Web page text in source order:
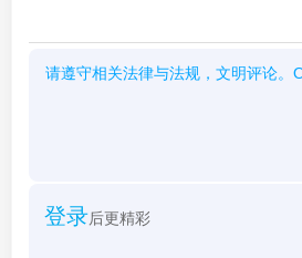
登录后更精彩